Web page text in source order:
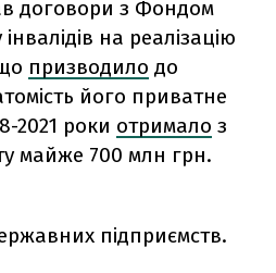
договори з Фондом
на реалізацію
призводило до
його приватне
2021 роки отримало з
майже 700 млн грн.
підприємств.